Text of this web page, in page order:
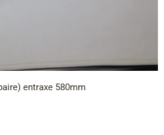
entraxe 580mm